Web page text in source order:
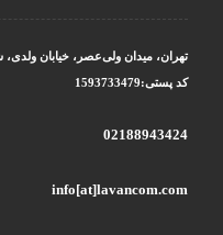
تهران، میدان ولی‌عصر، خیابان ولدی، شماره 48،
کد پستی:1593733479
02188943424
info[at]lavancom.com